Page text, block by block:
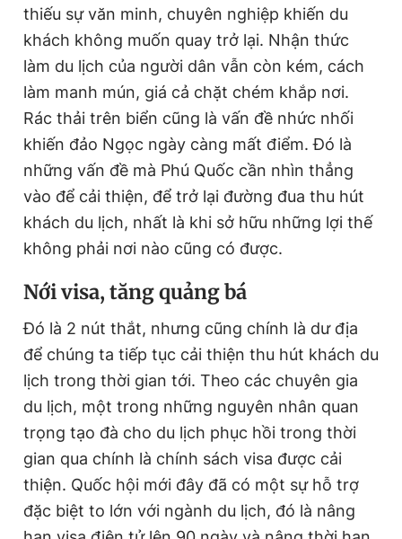
thiếu sự văn minh, chuyên nghiệp khiến du
khách không muốn quay trở lại. Nhận thức
làm du lịch của người dân vẫn còn kém, cách
làm manh mún, giá cả chặt chém khắp nơi.
Rác thải trên biển cũng là vấn đề nhức nhối
khiến đảo Ngọc ngày càng mất điểm. Đó là
những vấn đề mà Phú Quốc cần nhìn thẳng
vào để cải thiện, để trở lại đường đua thu hút
khách du lịch, nhất là khi sở hữu những lợi thế
không phải nơi nào cũng có được.
Nới visa, tăng quảng bá
Đó là 2 nút thắt, nhưng cũng chính là dư địa
để chúng ta tiếp tục cải thiện thu hút khách du
lịch trong thời gian tới. Theo các chuyên gia
du lịch, một trong những nguyên nhân quan
trọng tạo đà cho du lịch phục hồi trong thời
gian qua chính là chính sách visa được cải
thiện. Quốc hội mới đây đã có một sự hỗ trợ
đặc biệt to lớn với ngành du lịch, đó là nâng